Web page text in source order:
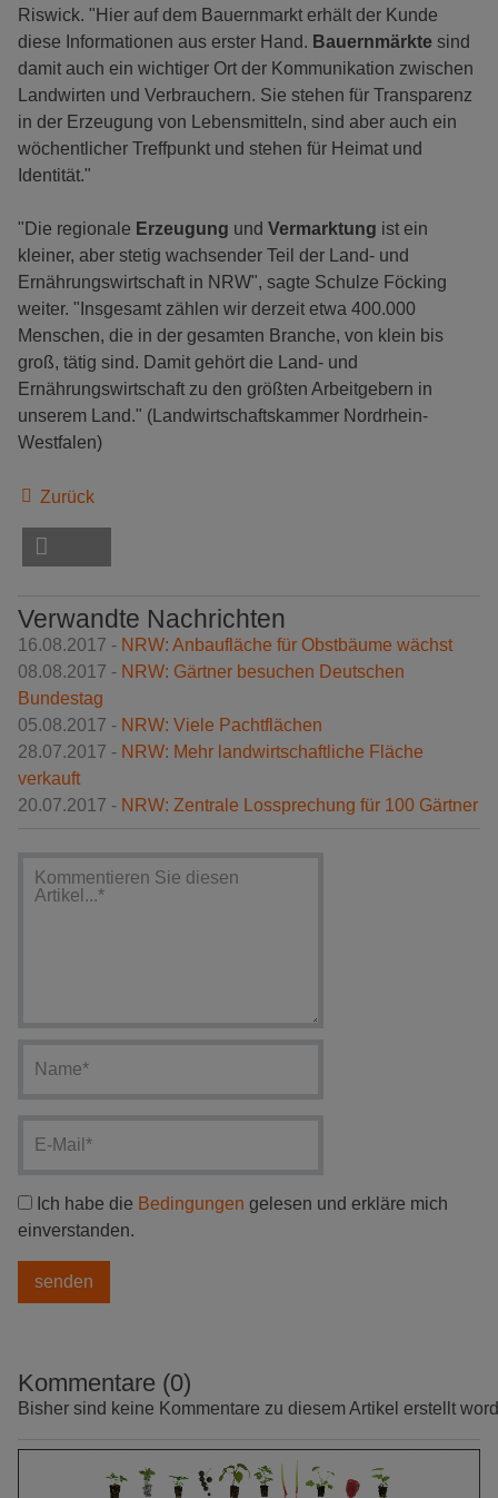
Riswick. "Hier auf dem Bauernmarkt erhält der Kunde
diese Informationen aus erster Hand. Bauernmärkte sind
damit auch ein wichtiger Ort der Kommunikation zwischen
Landwirten und Verbrauchern. Sie stehen für Transparenz
in der Erzeugung von Lebensmitteln, sind aber auch ein
wöchentlicher Treffpunkt und stehen für Heimat und
Identität."
"Die regionale Erzeugung und Vermarktung ist ein
kleiner, aber stetig wachsender Teil der Land- und
Ernährungswirtschaft in NRW", sagte Schulze Föcking
weiter. "Insgesamt zählen wir derzeit etwa 400.000
Menschen, die in der gesamten Branche, von klein bis
groß, tätig sind. Damit gehört die Land- und
Ernährungswirtschaft zu den größten Arbeitgebern in
unserem Land." (Landwirtschaftskammer Nordrhein-
Westfalen)
Zurück
Verwandte Nachrichten
16.08.2017 - NRW: Anbaufläche für Obstbäume wächst
08.08.2017 - NRW: Gärtner besuchen Deutschen
Bundestag
05.08.2017 - NRW: Viele Pachtflächen
28.07.2017 - NRW: Mehr landwirtschaftliche Fläche
verkauft
20.07.2017 - NRW: Zentrale Lossprechung für 100 Gärtner
Ich habe die Bedingungen gelesen und erkläre mich
einverstanden.
Kommentare (0)
Bisher sind keine Kommentare zu diesem Artikel erstellt